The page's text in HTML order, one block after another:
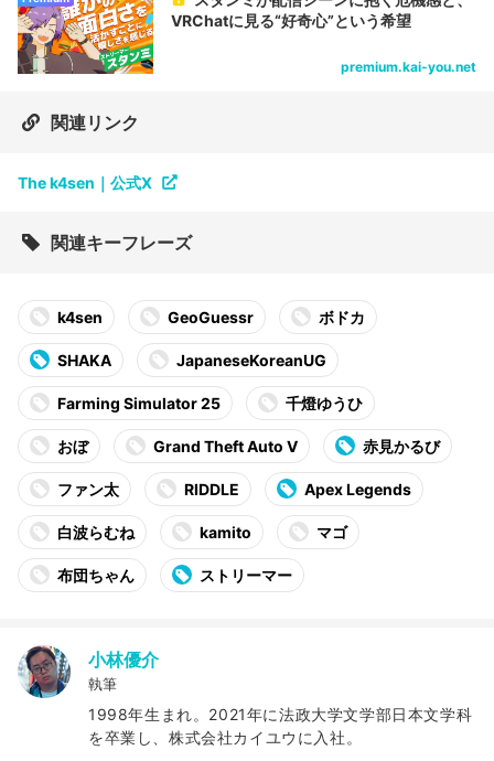
VRChatに見る“好奇心”という希望
premium.kai-you.net
関連リンク
The k4sen｜公式X
関連キーフレーズ
k4sen GeoGuessr ボドカ
SHAKA JapaneseKoreanUG
Farming Simulator 25 千燈ゆうひ
おぼ Grand Theft Auto V 赤見かるび
ファン太 RIDDLE Apex Legends
白波らむね kamito マゴ
布団ちゃん ストリーマー
小林優介
執筆
1998年生まれ。2021年に法政大学文学部日本文学科
を卒業し、株式会社カイユウに入社。